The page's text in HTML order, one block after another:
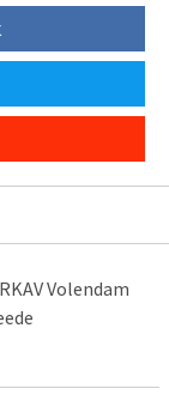
Volendam